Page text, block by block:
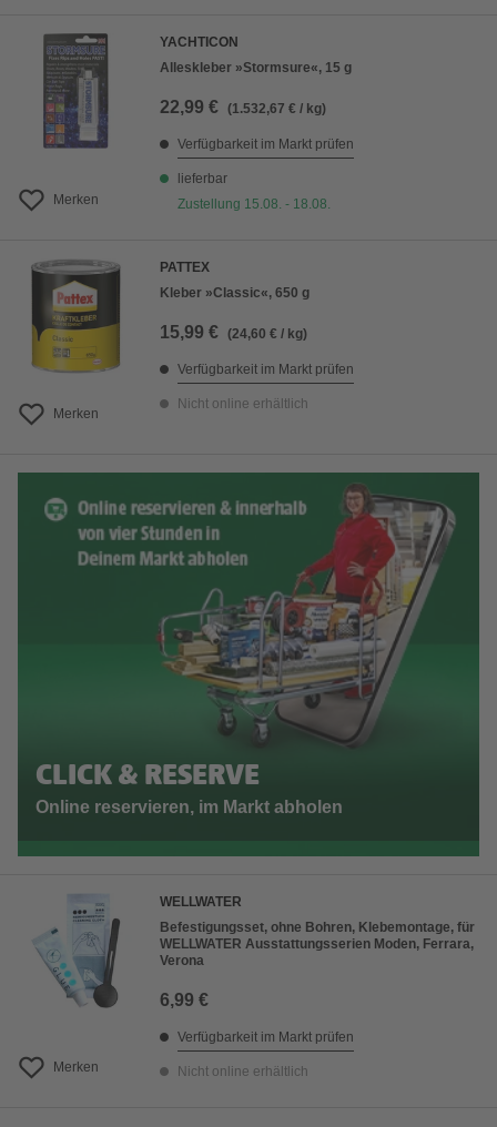
Merken
YACHTICON
Alleskleber »Stormsure«, 15 g
22,99 € (1.532,67 € / kg)
Verfügbarkeit im Markt prüfen
lieferbar
Zustellung 15.08. - 18.08.
Merken
PATTEX
Kleber »Classic«, 650 g
15,99 € (24,60 € / kg)
Verfügbarkeit im Markt prüfen
Nicht online erhältlich
CLICK & RESERVE
Online reservieren, im Markt abholen
Merken
WELLWATER
Befestigungsset, ohne Bohren, Klebemontage, für
WELLWATER Ausstattungsserien Moden, Ferrara,
Verona
6,99 €
Verfügbarkeit im Markt prüfen
Nicht online erhältlich